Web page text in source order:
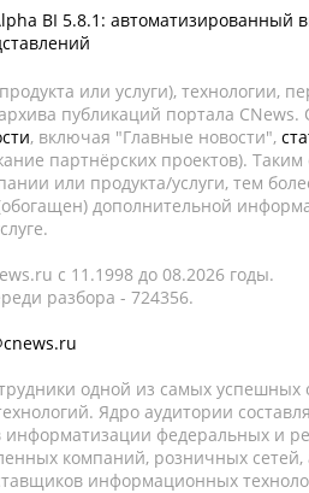
BI 5.8.1: автоматизированный
или услуги), технологии,
публикаций портала
, включая "Главные новости",
партнёрских проектов).
или продукта/услуги, тем
дополнительной
c 11.1998 до 08.2026 годы.
разбора - 724356.
одной из самых успешных
Ядро аудитории
федеральных и
компаний, розничных сетей,
информационных